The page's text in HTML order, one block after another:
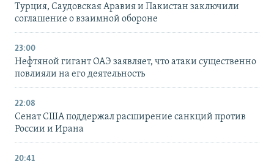
Турция, Саудовская Аравия и Пакистан заключили
соглашение о взаимной обороне
23:00
Нефтяной гигант ОАЭ заявляет, что атаки существенно
повлияли на его деятельность
22:08
Сенат США поддержал расширение санкций против
России и Ирана
20:41